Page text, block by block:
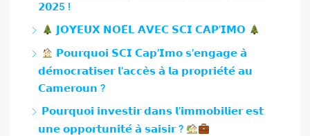
𝟮𝟬𝟮5 !
𝗝𝗢𝗬𝗘𝗨𝗫 𝗡𝗢𝗘̈𝗟 𝗔𝗩𝗘𝗖 𝗦𝗖𝗜 𝗖𝗔𝗣’𝗜𝗠𝗢
𝗣𝗼𝘂𝗿𝗾𝘂𝗼𝗶 𝗦𝗖𝗜 𝗖𝗮𝗽’𝗜𝗺𝗼 𝘀’𝗲𝗻𝗴𝗮𝗴𝗲 𝗮̀
𝗱𝗲́𝗺𝗼𝗰𝗿𝗮𝘁𝗶𝘀𝗲𝗿 𝗹’𝗮𝗰𝗰𝗲̀𝘀 𝗮̀ 𝗹𝗮 𝗽𝗿𝗼𝗽𝗿𝗶𝗲́𝘁𝗲́ 𝗮𝘂
𝗖𝗮𝗺𝗲𝗿𝗼𝘂𝗻 ?
𝗣𝗼𝘂𝗿𝗾𝘂𝗼𝗶 𝗶𝗻𝘃𝗲𝘀𝘁𝗶𝗿 𝗱𝗮𝗻𝘀 𝗹’𝗶𝗺𝗺𝗼𝗯𝗶𝗹𝗶𝗲𝗿 𝗲𝘀𝘁
𝘂𝗻𝗲 𝗼𝗽𝗽𝗼𝗿𝘁𝘂𝗻𝗶𝘁𝗲́ 𝗮̀ 𝘀𝗮𝗶𝘀𝗶𝗿 ?